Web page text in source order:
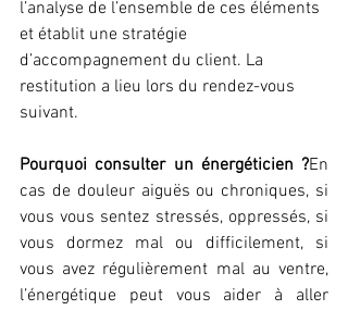
l’analyse de l’ensemble de ces éléments
et établit une stratégie
d’accompagnement du client. La
restitution a lieu lors du rendez-vous
suivant.
Pourquoi consulter un énergéticien ?En
cas de douleur aiguës ou chroniques, si
vous vous sentez stressés, oppressés, si
vous dormez mal ou difficilement, si
vous avez régulièrement mal au ventre,
l’énergétique peut vous aider à aller